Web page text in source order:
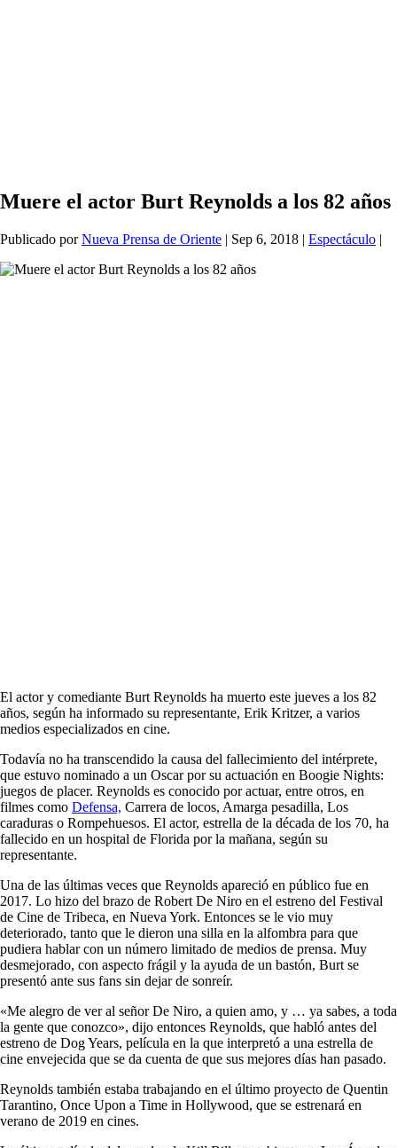
Muere el actor Burt Reynolds a los 82 años
Publicado porNueva Prensa de Oriente | Sep 6, 2018 | Espectáculo |
El actor y comediante Burt Reynolds ha muerto este jueves a los 82
años, según ha informado su representante, Erik Kritzer, a varios
medios especializados en cine.
Todavía no ha transcendido la causa del fallecimiento del intérprete,
que estuvo nominado a un Oscar por su actuación en Boogie Nights:
juegos de placer. Reynolds es conocido por actuar, entre otros, en
filmes como Defensa, Carrera de locos, Amarga pesadilla, Los
caraduras o Rompehuesos. El actor, estrella de la década de los 70, ha
fallecido en un hospital de Florida por la mañana, según su
representante.
Una de las últimas veces que Reynolds apareció en público fue en
2017. Lo hizo del brazo de Robert De Niro en el estreno del Festival
de Cine de Tribeca, en Nueva York. Entonces se le vio muy
deteriorado, tanto que le dieron una silla en la alfombra para que
pudiera hablar con un número limitado de medios de prensa. Muy
desmejorado, con aspecto frágil y la ayuda de un bastón, Burt se
presentó ante sus fans sin dejar de sonreír.
«Me alegro de ver al señor De Niro, a quien amo, y … ya sabes, a toda
la gente que conozco», dijo entonces Reynolds, que habló antes del
estreno de Dog Years, película en la que interpretó a una estrella de
cine envejecida que se da cuenta de que sus mejores días han pasado.
Reynolds también estaba trabajando en el último proyecto de Quentin
Tarantino, Once Upon a Time in Hollywood, que se estrenará en
verano de 2019 en cines.